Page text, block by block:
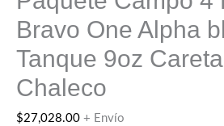
Bravo One Alpha
Tanque 9oz
Chaleco
$27,028.00 + Envío